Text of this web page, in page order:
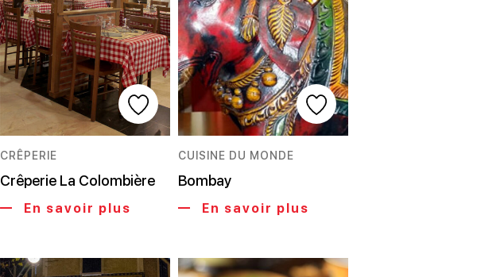
CRÊPERIE
Crêperie La Colombière
En savoir plus
CUISINE DU MONDE
Bombay
En savoir plus